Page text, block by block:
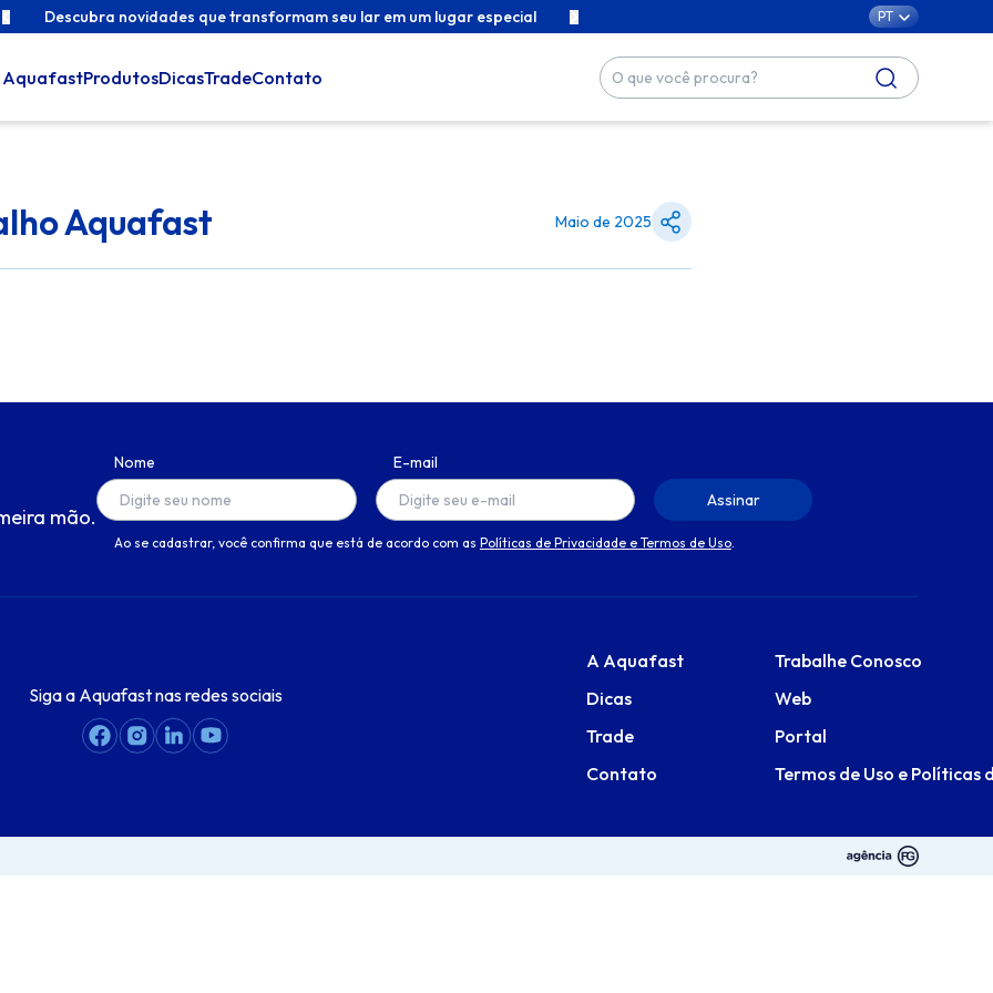
Descubra novidades que transformam seu lar em um lugar especial Conteúdos exclusivos para cuidar da sua família com
PT
AquafastProdutosDicasTradeContato
Aquafast Maio de 2025
mão.
Nome E-mail
Ao se cadastrar, você confirma que está de acordo com as Políticas de Privacidade e Termos de Uso.
Siga a Aquafast nas redes sociais
A Aquafast
Dicas
Trade
Contato
Trabalhe Conosco
Web
Portal
Termos de Uso e Políticas